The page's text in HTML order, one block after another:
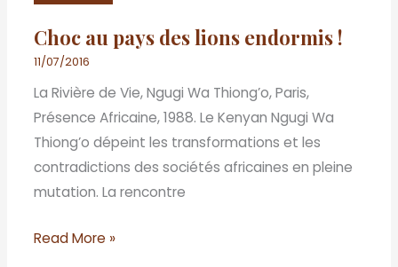
Choc au pays des lions endormis !
11/07/2016
La Rivière de Vie, Ngugi Wa Thiong’o, Paris,
Présence Africaine, 1988. Le Kenyan Ngugi Wa
Thiong’o dépeint les transformations et les
contradictions des sociétés africaines en pleine
mutation. La rencontre
lions
endormis
!
Read More »